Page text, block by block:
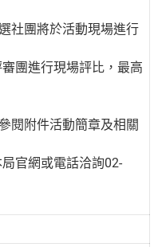
社團將於活動現場進行
團進行現場評比，最高
閱附件活動簡章及相關
官網或電話洽詢02-